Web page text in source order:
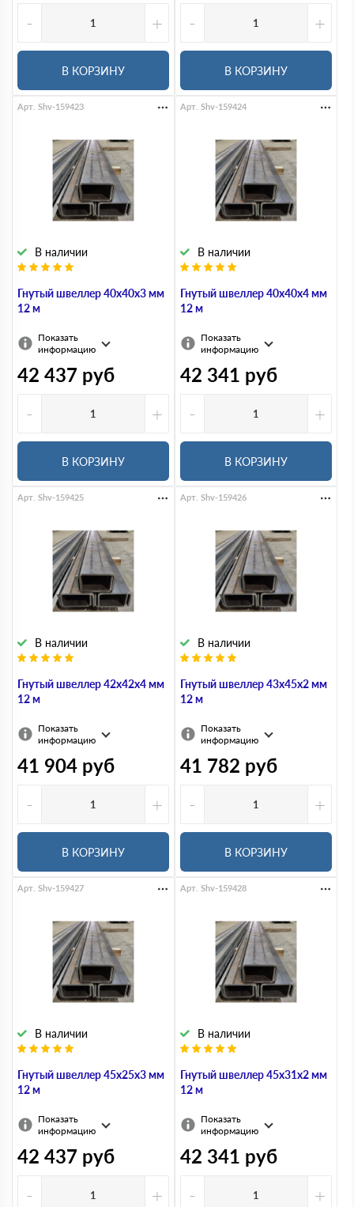
-
+
В КОРЗИНУ
-
+
В КОРЗИНУ
Гнутый швеллер 40х40х3 мм
12 м
В наличии
Арт. Shv-159423
Показать
информацию
42 437 руб
-
+
В КОРЗИНУ
Гнутый швеллер 40х40х4 мм
12 м
В наличии
Арт. Shv-159424
Показать
информацию
42 341 руб
-
+
В КОРЗИНУ
Гнутый швеллер 42х42х4 мм
12 м
В наличии
Арт. Shv-159425
Показать
информацию
41 904 руб
-
+
В КОРЗИНУ
Гнутый швеллер 43х45х2 мм
12 м
В наличии
Арт. Shv-159426
Показать
информацию
41 782 руб
-
+
В КОРЗИНУ
Гнутый швеллер 45х25х3 мм
12 м
В наличии
Арт. Shv-159427
Показать
информацию
42 437 руб
-
+
Гнутый швеллер 45х31х2 мм
12 м
В наличии
Арт. Shv-159428
Показать
информацию
42 341 руб
-
+